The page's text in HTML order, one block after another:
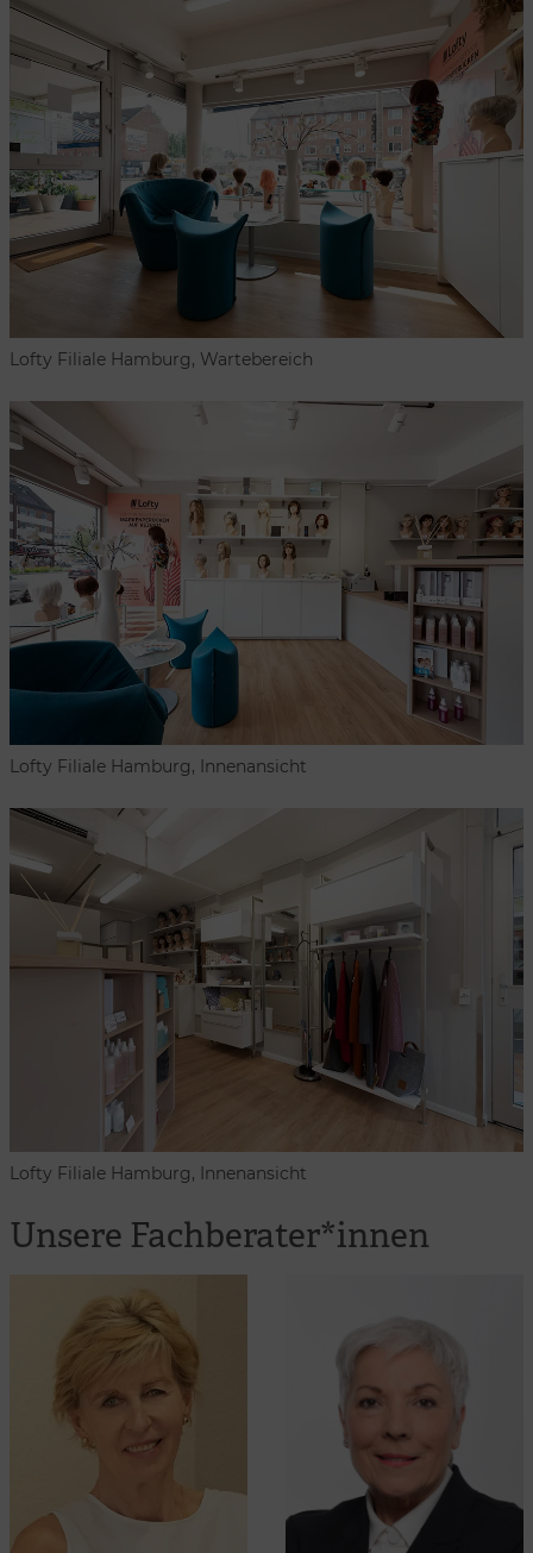
Lofty Filiale Hamburg, Wartebereich
Lofty Filiale Hamburg, Innenansicht
Lofty Filiale Hamburg, Innenansicht
Unsere Fachberater*innen